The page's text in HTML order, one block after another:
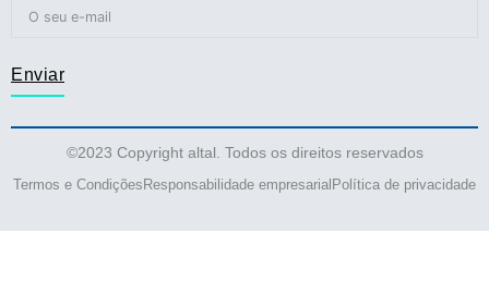
Enviar
©2023 Copyright altal. Todos os direitos reservados
Termos e CondiçõesResponsabilidade empresarialPolítica de privacidade